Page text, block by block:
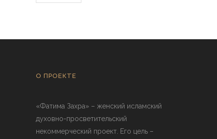
О ПРОЕКТЕ
«Фатима Захра» – женский исламский
духовно-просветительский
некоммерческий проект. Его цель –